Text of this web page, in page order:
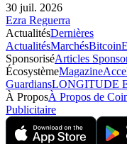
30 juil. 2026
Ezra Reguerra
ActualitésDernières
ActualitésMarchésBitcoin
SponsoriséArticles
ÉcosystèmeMagazine
GuardiansLONGITUDE
À ProposÀ Propos de
Publicitaire